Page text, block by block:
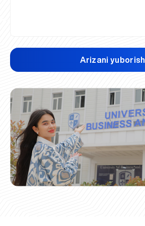
Arizani yuborish